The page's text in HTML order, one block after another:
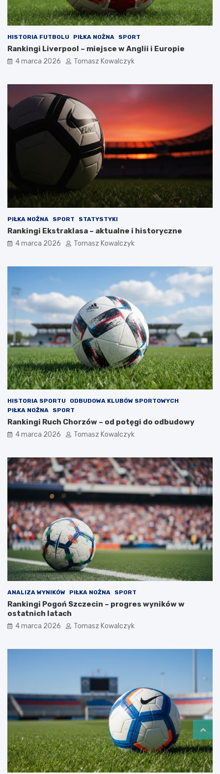
HISTORIA FUTBOLU PIŁKA NOŻNA SPORT
Rankingi Liverpool – miejsce w Anglii i Europie
4 marca 2026 Tomasz Kowalczyk
PIŁKA NOŻNA SPORT STATYSTYKI
Rankingi Ekstraklasa – aktualne i historyczne
4 marca 2026 Tomasz Kowalczyk
HISTORIA SPORTU
ODBUDOWA KLUBÓW SPORTOWYCH
PIŁKA NOŻNA
SPORT
Rankingi Ruch Chorzów – od potęgi do odbudowy
4 marca 2026 Tomasz Kowalczyk
ANALIZA WYNIKÓW PIŁKA NOŻNA SPORT
Rankingi Pogoń Szczecin – progres wyników w
ostatnich latach
4 marca 2026 Tomasz Kowalczyk